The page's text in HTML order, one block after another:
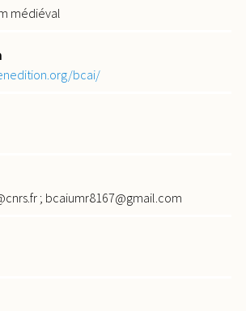
médiéval
bcai/
; bcaiumr8167@gmail.com